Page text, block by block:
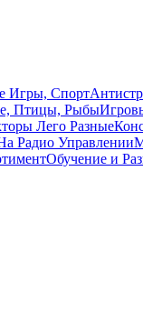
Игры, Спорт
Птицы, Рыбы
Лего Разные
Радио Управлении
Обучение и